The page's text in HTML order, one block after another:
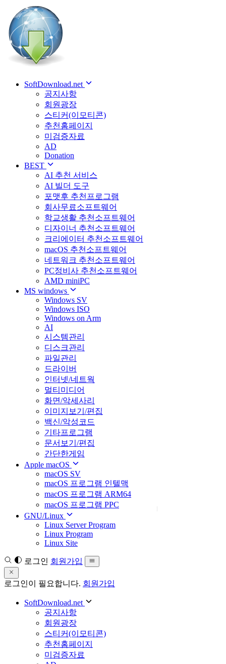
SoftDownload.net
공지사항
회원광장
스티커(이모티콘)
추천홈페이지
미검증자료
AD
Donation
BEST
AI 추천 서비스
AI 빌더 도구
포맷후 추천프로그램
회사무료소프트웨어
학교생활 추천소프트웨어
디자이너 추천소프트웨어
크리에이터 추천소프트웨어
macOS 추천소프트웨어
네트워크 추천소프트웨어
PC정비사 추천소프트웨어
AMD miniPC
MS windows
Windows SV
Windows ISO
Windows on Arm
AI
시스템관리
디스크관리
파일관리
드라이버
인터넷/네트웍
멀티미디어
화면/악세사리
이미지보기/편집
백신/악성코드
기타프로그램
문서보기/편집
간단한게임
Apple macOS
macOS SV
macOS 프로그램 인텔맥
macOS 프로그램 ARM64
macOS 프로그램 PPC
GNU/Linux
Linux Server Program
Linux Program
Linux Site
로그인 회원가입
로그인이 필요합니다. 회원가입
SoftDownload.net
공지사항
회원광장
스티커(이모티콘)
추천홈페이지
미검증자료